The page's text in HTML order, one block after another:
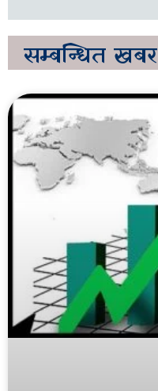
सम्बन्धित खबर